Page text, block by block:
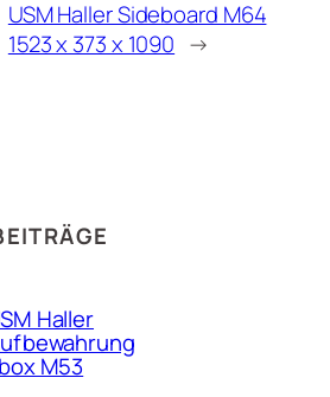
USM Haller Sideboard M64
1523 x 373 x 1090 →
Haller
M53